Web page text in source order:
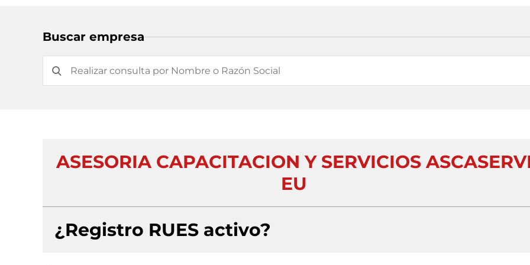
Buscar empresa
ASESORIA CAPACITACION Y SERVICIOS
EU
¿Registro RUES activo?